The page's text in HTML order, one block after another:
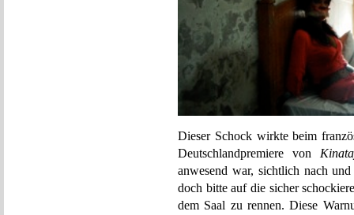
Dieser Schock wirkte beim
Deutschlandpremiere von
anwesend war, sichtlich nach
doch bitte auf die sicher
dem Saal zu rennen. Diese